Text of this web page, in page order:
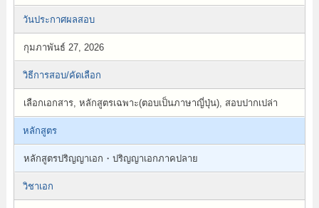
วันประกาศผลสอบ
กุมภาพันธ์ 27, 2026
วิธีการสอบ/คัดเลือก
เลือกเอกสาร, หลักสูตรเฉพาะ(ตอบเป็นภาษาญี่ปุ่น), สอบปากเปล่า
หลักสูตร
หลักสูตรปริญญาเอก・ปริญญาเอกภาคปลาย
วิชาเอก